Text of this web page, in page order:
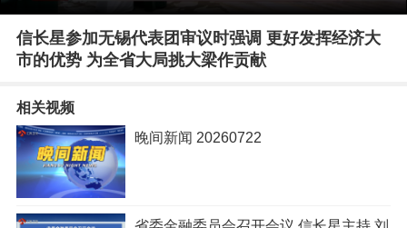
信长星参加无锡代表团审议时强调 更好发挥经济大
市的优势 为全省大局挑大梁作贡献
相关视频
晚间新闻 20260722